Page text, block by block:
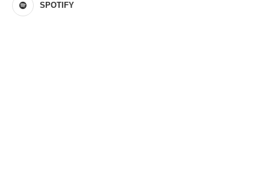
SPOTIFY